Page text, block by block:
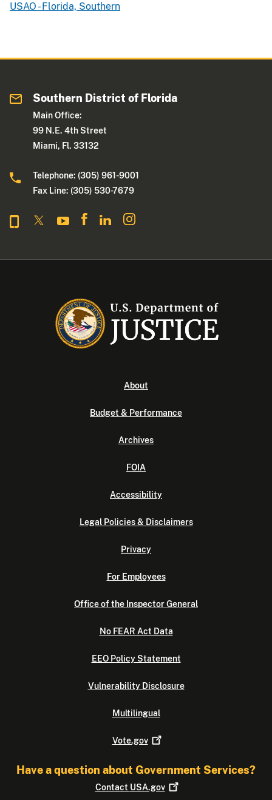
USAO - Florida, Southern
Southern District of Florida
Main Office:
99 N.E. 4th Street
Miami, Fl. 33132
Telephone: (305) 961-9001
Fax Line: (305) 530-7679
About
Budget & Performance
Archives
FOIA
Accessibility
Legal Policies & Disclaimers
Privacy
For Employees
Office of the Inspector General
No FEAR Act Data
EEO Policy Statement
Vulnerability Disclosure
Multilingual
Vote.gov
Have a question about Government Services?
Contact USA.gov